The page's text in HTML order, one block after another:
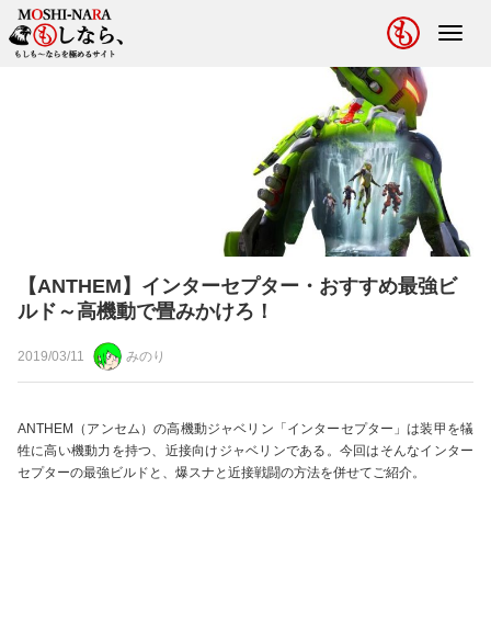
【ANTHEM】インターセプター・おすすめ最強ビ
ルド～高機動で畳みかけろ！
2019/03/11 みのり
ANTHEM（アンセム）の高機動ジャベリン「インターセプター」は装甲を犠
牲に高い機動力を持つ、近接向けジャベリンである。今回はそんなインター
セプターの最強ビルドと、爆スナと近接戦闘の方法を併せてご紹介。